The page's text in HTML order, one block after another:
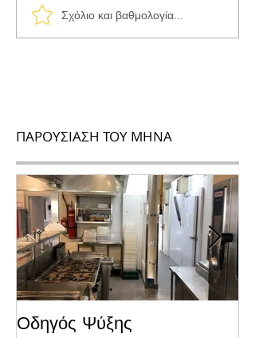
Σχόλιο και βαθμολογία...
ΠΑΡΟΥΣΙΑΣΗ ΤΟΥ ΜΗΝΑ
Οδηγός Ψύξης